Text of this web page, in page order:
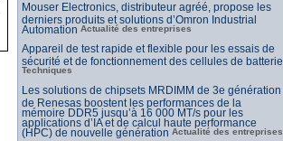
Mouser Electronics, distributeur agréé, propose les
derniers produits et solutions d’Omron Industrial
Automation Actualité des entreprises
Appareil de test rapide et flexible pour les essais de
sécurité et de fonctionnement des cellules de batterie
Techniques
Les solutions de chipsets MRDIMM de 3e génération
de Renesas boostent les performances de la
mémoire DDR5 jusqu’à 16 000 MT/s pour les
applications d’IA et de calcul haute performance
(HPC) de nouvelle génération Actualité des entreprises